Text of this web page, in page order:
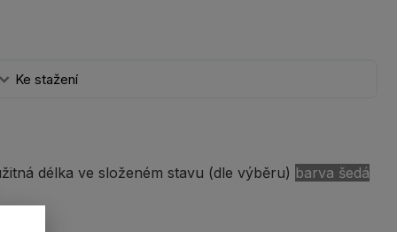
Ke stažení
délka ve složeném stavu (dle výběru) barva šedá